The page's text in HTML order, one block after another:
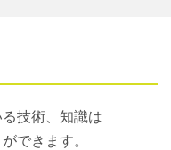
技術、知識は
できます。